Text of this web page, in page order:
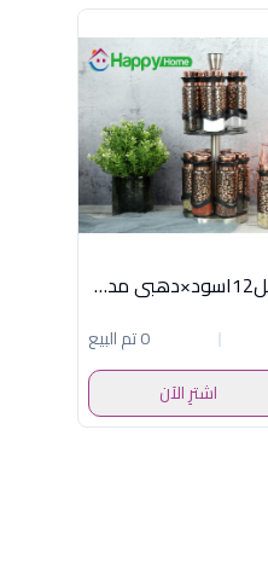
طقم توابل12اسود×دهبى مدورباستاندهابى هوم
0 تم البيع
اشترِ الآن